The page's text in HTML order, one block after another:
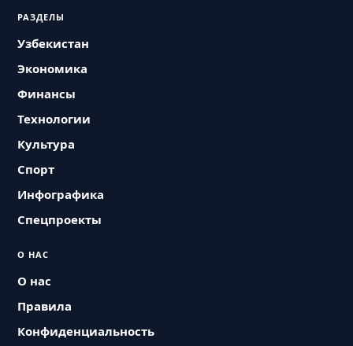
РАЗДЕЛЫ
Узбекистан
Экономика
Финансы
Технологии
Культура
Спорт
Инфографика
Спецпроекты
О НАС
О нас
Правила
Конфиденциальность